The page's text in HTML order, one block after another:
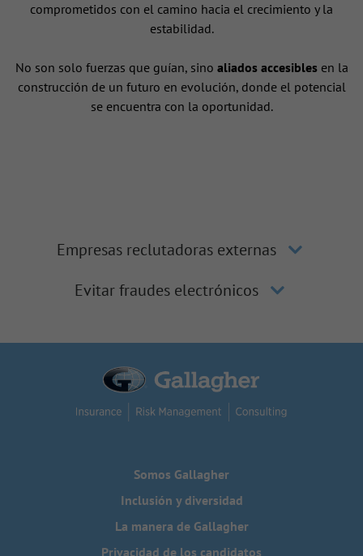
comprometidos con el camino hacia el crecimiento y la
estabilidad.
No son solo fuerzas que guían, sino aliados accesiblesen la
construcción de un futuro en evolución, donde el potencial
se encuentra con la oportunidad.
Empresas reclutadoras externas
Evitar fraudes electrónicos
Somos Gallagher
Inclusión y diversidad
La manera de Gallagher
Privacidad de los candidatos